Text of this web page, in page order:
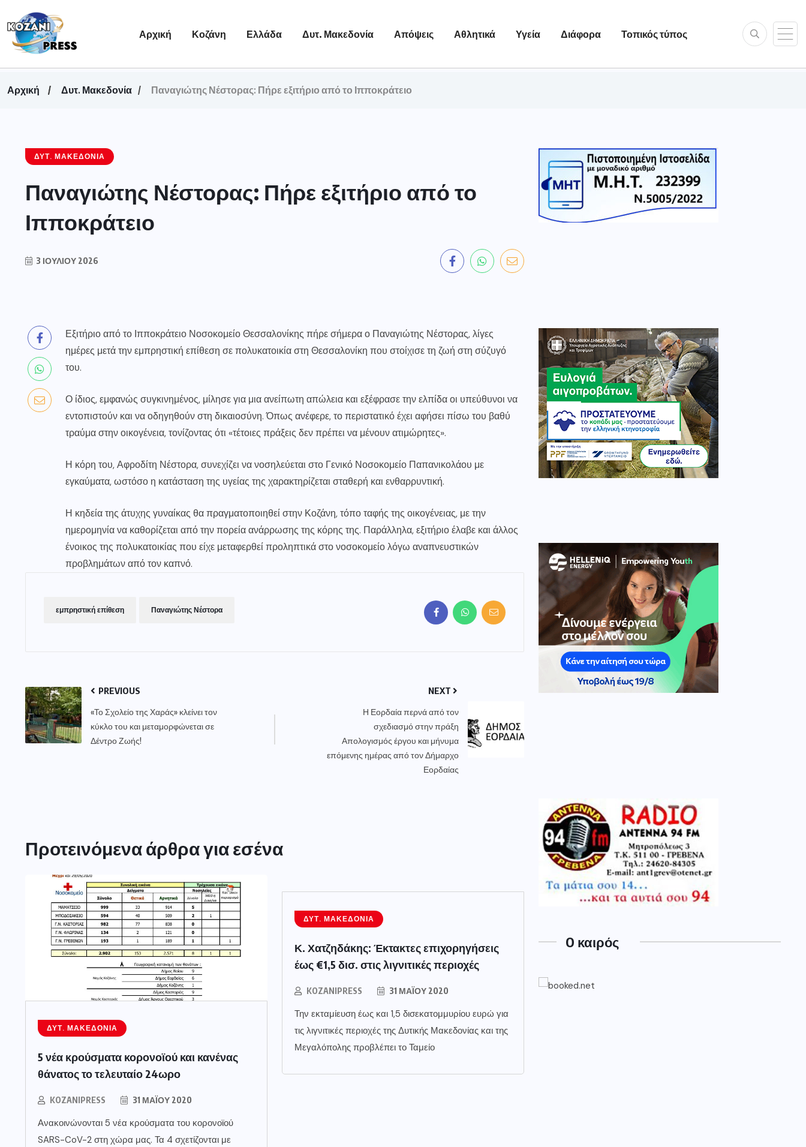
Αρχική Κοζάνη Ελλάδα Δυτ. Μακεδονία Απόψεις Αθλητικά Υγεία Διάφορα Τοπικός τύπος
Αρχική Δυτ. Μακεδονία Παναγιώτης Νέστορας: Πήρε εξιτήριο από το Ιπποκράτειο
ΔΥΤ. ΜΑΚΕΔΟΝΊΑ
Παναγιώτης Νέστορας: Πήρε εξιτήριο από το
Ιπποκράτειο
3 ΙΟΥΛΊΟΥ 2026
Εξιτήριο από το Ιπποκράτειο Νοσοκομείο Θεσσαλονίκης πήρε σήμερα ο Παναγιώτης Νέστορας, λίγες
ημέρες μετά την εμπρηστική επίθεση σε πολυκατοικία στη Θεσσαλονίκη που στοίχισε τη ζωή στη σύζυγό
του.
Ο ίδιος, εμφανώς συγκινημένος, μίλησε για μια ανείπωτη απώλεια και εξέφρασε την ελπίδα οι υπεύθυνοι να
εντοπιστούν και να οδηγηθούν στη δικαιοσύνη. Όπως ανέφερε, το περιστατικό έχει αφήσει πίσω του βαθύ
τραύμα στην οικογένεια, τονίζοντας ότι «τέτοιες πράξεις δεν πρέπει να μένουν ατιμώρητες».
Η κόρη του,Αφροδίτη Νέστορα, συνεχίζει να νοσηλεύεται στο Γενικό Νοσοκομείο Παπανικολάου με
εγκαύματα, ωστόσο η κατάσταση της υγείας της χαρακτηρίζεται σταθερή και ενθαρρυντική.
Η κηδεία της άτυχης γυναίκας θα πραγματοποιηθεί στην Κοζάνη, τόπο ταφής της οικογένειας, με την
ημερομηνία να καθορίζεται από την πορεία ανάρρωσης της κόρης της. Παράλληλα, εξιτήριο έλαβε και άλλος
ένοικος της πολυκατοικίας που είχε μεταφερθεί προληπτικά στο νοσοκομείο λόγω αναπνευστικών
προβλημάτων από τον καπνό.
εμπρηστική επίθεση Παναγιώτης Νέστορα
PREVIOUS
«Το Σχολείο της Χαράς» κλείνει τον
κύκλο του και μεταμορφώνεται σε
Δέντρο Ζωής!
NEXT
Η Εορδαία περνά από τον
σχεδιασμό στην πράξη
Απολογισμός έργου και μήνυμα
επόμενης ημέρας από τον Δήμαρχο
Εορδαίας
Προτεινόμενα άρθρα για εσένα
ΔΥΤ. ΜΑΚΕΔΟΝΊΑ
5 νέα κρούσματα κορονοϊού και κανένας
θάνατος το τελευταίο 24ωρο
KOZANIPRESS 31 ΜΑΪ́ΟΥ 2020
Ανακοινώνονται 5 νέα κρούσματα του κορονοϊού
SARS-CoV-2 στη χώρα μας. Τα 4 σχετίζονται με
ΔΥΤ. ΜΑΚΕΔΟΝΊΑ
Κ. Χατζηδάκης: Έκτακτες επιχορηγήσεις
έως €1,5 δισ. στις λιγνιτικές περιοχές
KOZANIPRESS 31 ΜΑΪ́ΟΥ 2020
Την εκταμίευση έως και 1,5 δισεκατομμυρίου ευρώ για
τις λιγνιτικές περιοχές της Δυτικής Μακεδονίας και της
Μεγαλόπολης προβλέπει το Ταμείο
O καιρός